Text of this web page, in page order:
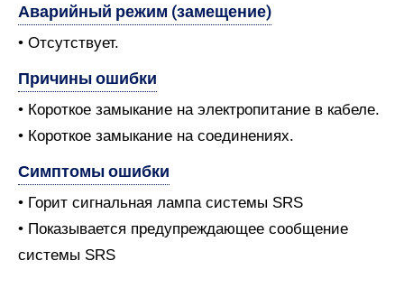
Аварийный режим (замещение)
• Отсутствует.
Причины ошибки
• Короткое замыкание на электропитание в кабеле.
• Короткое замыкание на соединениях.
Симптомы ошибки
• Горит сигнальная лампа системы SRS
• Показывается предупреждающее сообщение
системы SRS